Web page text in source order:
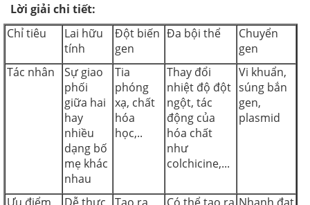
Lời giải chi tiết:
Chỉ tiêu
Lai hữu
tính
Đột biến
gen
Đa bội thể
Chuyển
gen
Tác nhân
Sự giao
phối
giữa hai
hay
nhiều
dạng bố
mẹ khác
nhau
Tia
phóng
xạ, chất
hóa
học,..
Thay đổi
nhiệt độ đột
ngột, tác
động của
hóa chất
như
colchicine,...
Vi khuẩn,
súng bắn
gen,
plasmid